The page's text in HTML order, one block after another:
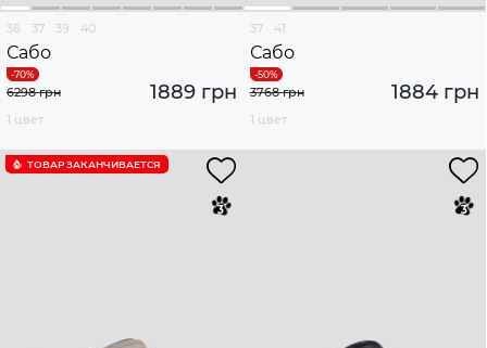
36 37 39 40
Сабо
1889 грн
6298 грн
1 цвет
37 41
Сабо
1884 грн
3768 грн
1 цвет
ТОВАР ЗАКАНЧИВАЕТСЯ